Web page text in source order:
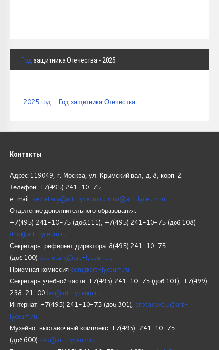
Год защитника Отечества - 2025
2025 год - Год защитника Отечества
Контакты
Адрес:119049, г. Москва, ул. Крымский вал, д. 8, корп. 2.
Телефон: +7(495) 241-10-75
e-mail: secretary@art-lyceum.ru mnv@art-lyceum.ru
Отделение дополнительного образования:
+7(495) 241-10-75 (доб.111), +7(495) 241-10-75 (доб.108)
dho@art-lyceum.ru
Секретарь-референт директора: 8(495) 241-10-75
(доб.100) secretary@art-lyceum.ru
Приемная комиссия com@art-lyceum.ru
Секретарь учебной части: +7(495) 241-10-75 (доб.101), +7(499)
238-21-00 lev@art-lyceum.ru
Интернат: +7(495) 241-10-75 (доб.301), protasova.u@art-
lyceum.ru
Музейно-выставочный комплекс: +7(495)-241-10-75
(доб.600) zeb@art-lyceum.ru